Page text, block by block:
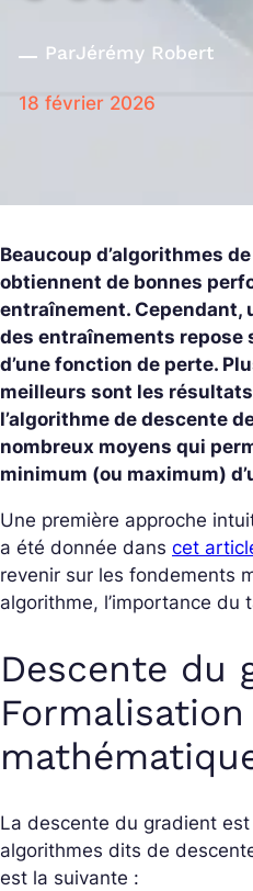
ParJérémy Robert
18 février 2026
Beaucoup d’algorithmes
obtiennent de bonnes
entraînement. Cependant,
des entraînements repose
d’une fonction de perte.
meilleurs sont les
l’algorithme de descente
nombreux moyens qui
minimum (ou maximum)
Une première approche
a été donnée dans cet
revenir sur les fondements
algorithme, l’importance du
Descente du
Formalisation
La descente du gradient
algorithmes dits de
est la suivante :